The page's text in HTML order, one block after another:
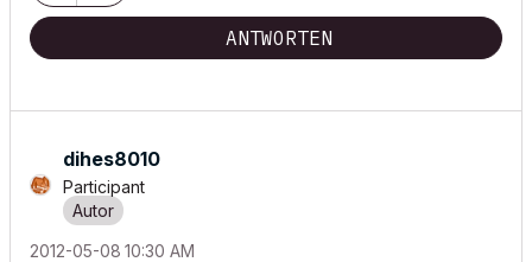
ANTWORTEN
dihes8010
Participant
‎2012-05-08 10:30 AM